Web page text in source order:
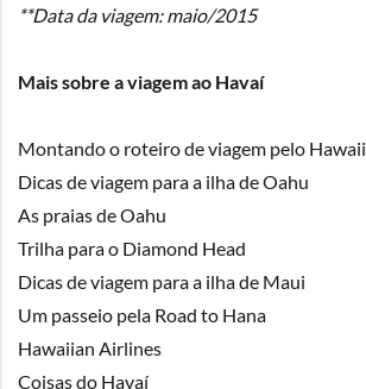
**Data da viagem: maio/2015
Mais sobre a viagem ao Havaí
Montando o roteiro de viagem pelo Hawaii
Dicas de viagem para a ilha de Oahu
As praias de Oahu
Trilha para o Diamond Head
Dicas de viagem para a ilha de Maui
Um passeio pela Road to Hana
Hawaiian Airlines
Coisas do Havaí